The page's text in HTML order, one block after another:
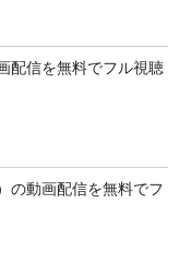
配信を無料でフル視聴
の動画配信を無料でフ